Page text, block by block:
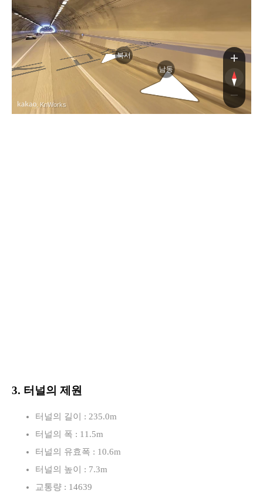
북서
남동
, KnWorks
3. 터널의 제원
터널의 길이 : 235.0m
터널의 폭 : 11.5m
터널의 유효폭 : 10.6m
터널의 높이 : 7.3m
교통량 : 14639